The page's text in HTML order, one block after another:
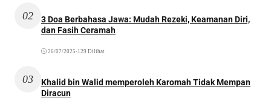
02
3 Doa Berbahasa Jawa: Mudah Rezeki, Keamanan Diri,
dan Fasih Ceramah
26/07/2025 •129 Dilihat
03
Khalid bin Walid memperoleh Karomah Tidak Mempan
Diracun